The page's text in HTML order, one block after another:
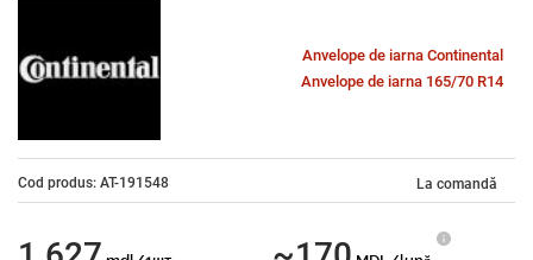
Anvelope de iarna Continental
Anvelope de iarna 165/70 R14
Cod produs: AT-191548 La comandă